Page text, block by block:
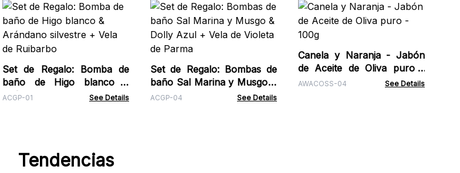
Set de Regalo: Bomba de
baño de Higo blanco &
Arándano silvestre + Vela
ACGP-01 See Details
Set de Regalo: Bombas de
baño Sal Marina y Musgo &
Dolly Azul + Vela de Violeta
ACGP-04 See Details
Canela y Naranja - Jabón
de Aceite de Oliva puro -
100g
AWACOSS-04 See Details
Tendencias